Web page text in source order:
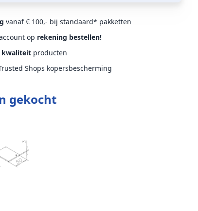
vanaf € 100,- bij standaard* pakketten
op rekening bestellen!
kwaliteit producten
Shops kopersbescherming
gekocht